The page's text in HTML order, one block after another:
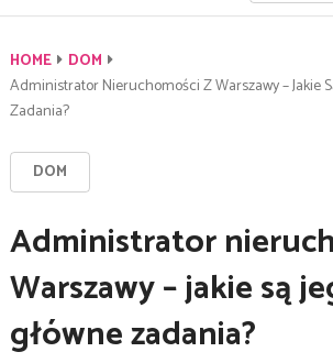
HOME
DOM
Administrator Nieruchomości Z Warszawy – Jakie
Zadania?
DOM
Administrator
Warszawy – jakie są
główne zadania?